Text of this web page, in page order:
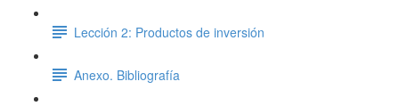
Lección 2: Productos de inversión
Anexo. Bibliografía